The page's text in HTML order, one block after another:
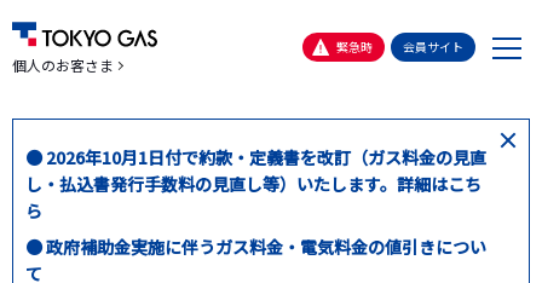
個人のお客さま
緊急時 会員サイト
メ
● 2026年10月1日付で約款・定義書を改訂（ガス料金の見直
し・払込書発行手数料の見直し等）いたします。詳細はこち
ら
● 政府補助金実施に伴うガス料金・電気料金の値引きについ
て
閉